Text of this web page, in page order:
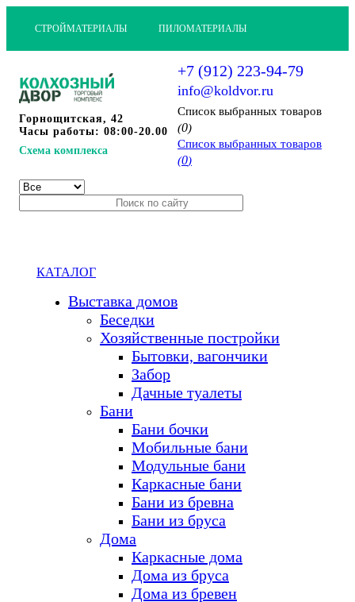
СТРОЙМАТЕРИАЛЫ ПИЛОМАТЕРИАЛЫ
Горнощитская, 42
Часы работы: 08:00-20.00
Схема комплекса
+7 (912) 223-94-79
info@koldvor.ru
Cписок выбранных товаров
(0)
Cписок выбранных товаров
(0)
КАТАЛОГ
Выставка домов
Беседки
Хозяйственные постройки
Бытовки, вагончики
Забор
Дачные туалеты
Бани
Бани бочки
Мобильные бани
Модульные бани
Каркасные бани
Бани из бревна
Бани из бруса
Дома
Каркасные дома
Дома из бруса
Дома из бревен